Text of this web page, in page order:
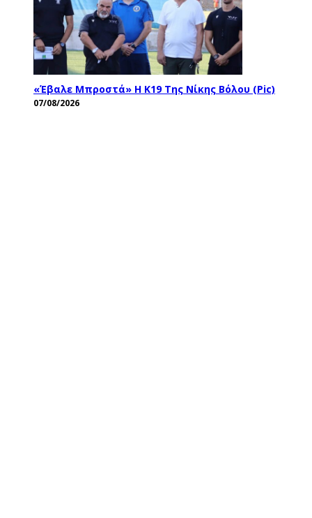
«Έβαλε Μπροστά» Η Κ19 Της Νίκης Βόλου (pic)
07/08/2026